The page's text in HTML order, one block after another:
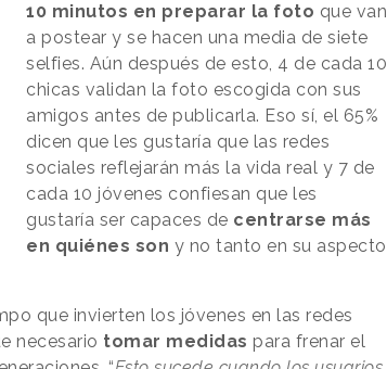
10 minutos en preparar la foto que van
a postear y se hacen una media de siete
selfies. Aún después de esto, 4 de cada 10
chicas validan la foto escogida con sus
amigos antes de publicarla. Eso sí, el 65%
dicen que les gustaría que las redes
sociales reflejarán más la vida real y 7 de
cada 10 jóvenes confiesan que les
gustaría ser capaces de centrarse más
en quiénes son y no tanto en su aspecto
que invierten los jóvenes en las redes
necesario tomar medidas para frenar el